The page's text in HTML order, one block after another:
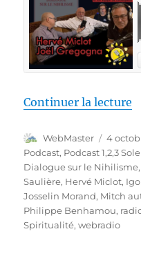
Continuer la lecture
Auteur
WebMaster
Publié
le
4
Podcast, Podcast 1,2,3
Dialogue sur le Nihilisme
Saulière, Hervé Miclot,
Josselin Morand, Mitch
Philippe Benhamou,
Spiritualité,webradio